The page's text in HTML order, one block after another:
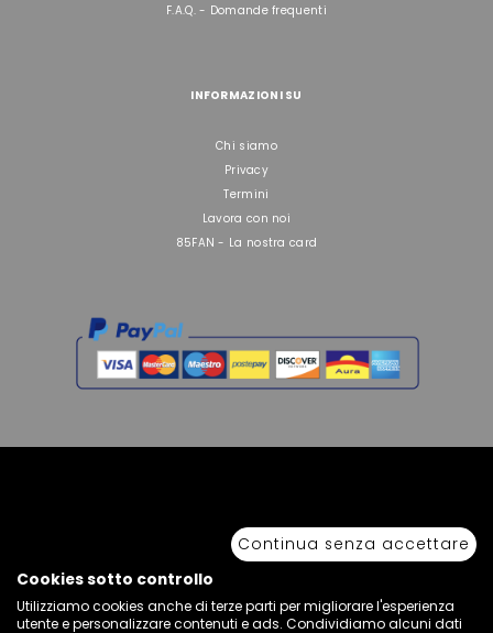
F.A.Q. - Domande frequenti
INFORMAZIONI SU
Chi siamo
Privacy
Termini
Lavora con noi
85FAN - La nostra card
anche parziale.
Via Piave Km 68,600 • 04100 Latina, Italia | P.IVA 01222400598 • N° REA LT -
77855
Continua senza accettare
Cookies sotto controllo
Utilizziamo cookies anche di terze parti per migliorare l'esperienza
utente e personalizzare contenuti e ads. Condividiamo alcuni dati